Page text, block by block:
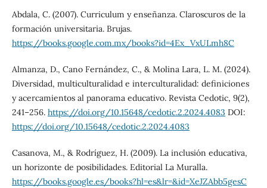
Abdala, C. (2007). Curriculum y enseñanza. Claroscuros de la
formación universitaria. Brujas.
https://books.google.com.mx/books?id=4Ex_VxULmh8C
Almanza, D., Cano Fernández, C., & Molina Lara, L. M. (2024).
Diversidad, multiculturalidad e interculturalidad: definiciones
y acercamientos al panorama educativo. Revista Cedotic, 9(2),
241–256. https://doi.org/10.15648/cedotic.2.2024.4083 DOI:
https://doi.org/10.15648/cedotic.2.2024.4083
Casanova, M., & Rodríguez, H. (2009). La inclusión educativa,
un horizonte de posibilidades. Editorial La Muralla.
https://books.google.es/books?hl=es&lr=&id=XeJZAbb5gesC